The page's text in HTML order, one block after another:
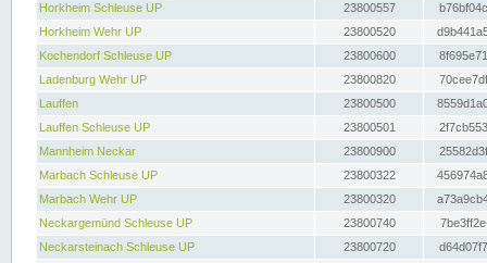
Horkheim Schleuse UP
23800557
Horkheim Wehr UP
23800520
Kochendorf Schleuse UP
23800600
Ladenburg Wehr UP
23800820
Lauffen
23800500
Lauffen Schleuse UP
23800501
Mannheim Neckar
23800900
Marbach Schleuse UP
23800322
Marbach Wehr UP
23800320
Neckargemünd Schleuse UP
23800740
Neckarsteinach Schleuse UP
23800720